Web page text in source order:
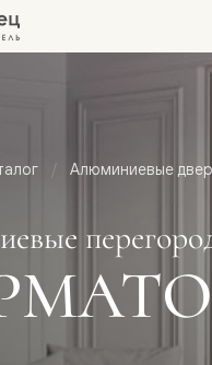
Алюминиевые